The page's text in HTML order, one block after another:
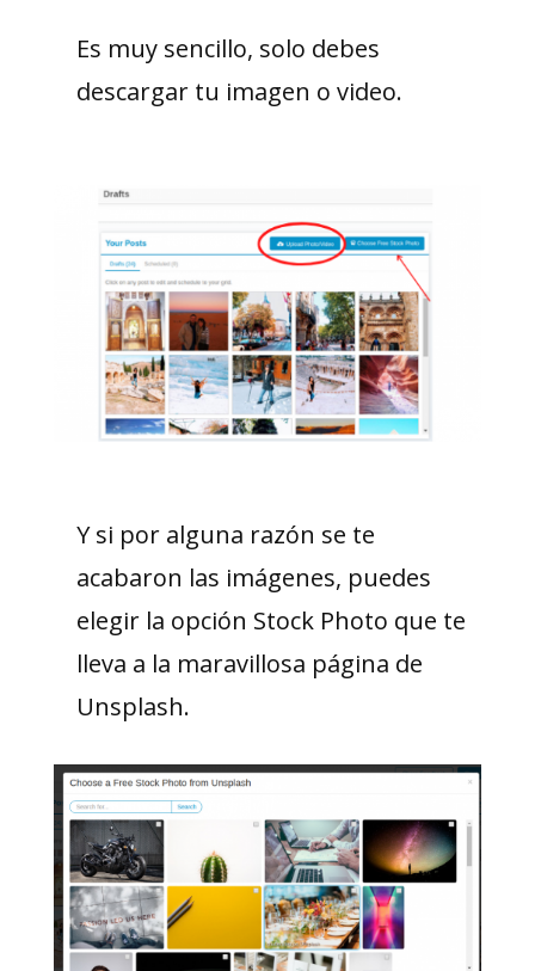
Es muy sencillo, solo debes
descargar tu imagen o video.
Y si por alguna razón se te
acabaron las imágenes, puedes
elegir la opción Stock Photo que te
lleva a la maravillosa página de
Unsplash.